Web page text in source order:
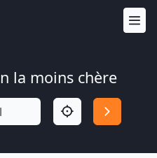
la moins chère